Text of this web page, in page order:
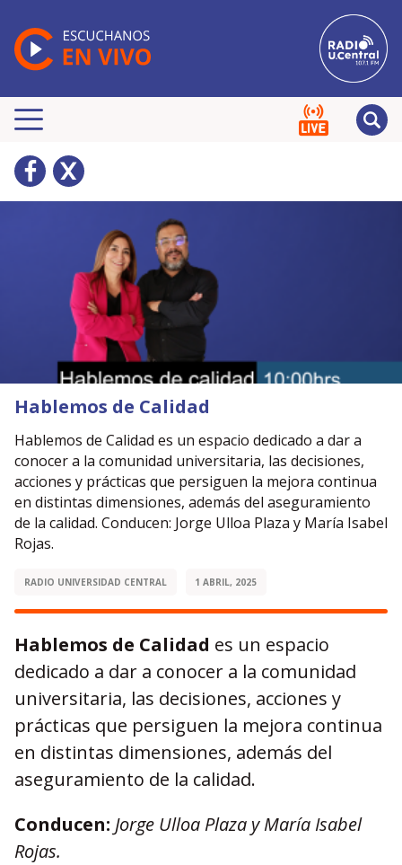
Hablemos de Calidad
Hablemos de Calidad es un espacio dedicado a dar a
conocer a la comunidad universitaria, las decisiones,
acciones y prácticas que persiguen la mejora continua
en distintas dimensiones, además del aseguramiento
de la calidad. Conducen: Jorge Ulloa Plaza y María Isabel
Rojas.
RADIO UNIVERSIDAD CENTRAL 1 ABRIL, 2025
Hablemos de Calidad es un espacio
dedicado a dar a conocer a la comunidad
universitaria, las decisiones, acciones y
prácticas que persiguen la mejora continua
en distintas dimensiones, además del
aseguramiento de la calidad.
Conducen: Jorge Ulloa Plaza y María Isabel
Rojas.